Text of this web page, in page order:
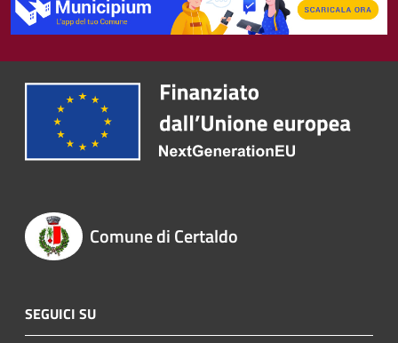
Comune di Certaldo
SEGUICI SU